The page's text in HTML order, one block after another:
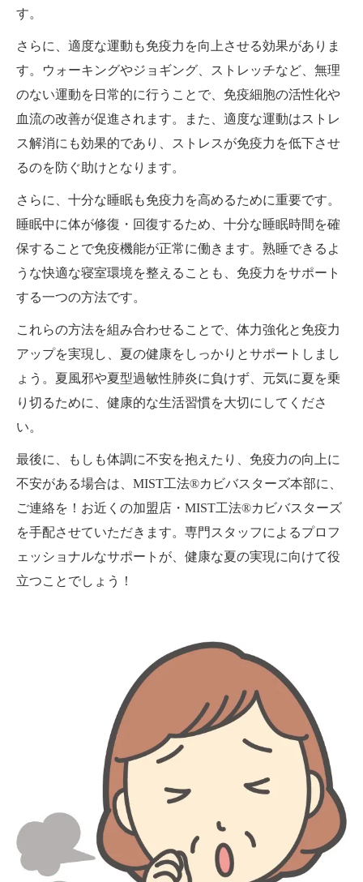
す。
さらに、適度な運動も免疫力を向上させる効果がありま
す。ウォーキングやジョギング、ストレッチなど、無理
のない運動を日常的に行うことで、免疫細胞の活性化や
血流の改善が促進されます。また、適度な運動はストレ
ス解消にも効果的であり、ストレスが免疫力を低下させ
るのを防ぐ助けとなります。
さらに、十分な睡眠も免疫力を高めるために重要です。
睡眠中に体が修復・回復するため、十分な睡眠時間を確
保することで免疫機能が正常に働きます。熟睡できるよ
うな快適な寝室環境を整えることも、免疫力をサポート
する一つの方法です。
これらの方法を組み合わせることで、体力強化と免疫力
アップを実現し、夏の健康をしっかりとサポートしまし
ょう。夏風邪や夏型過敏性肺炎に負けず、元気に夏を乗
り切るために、健康的な生活習慣を大切にしてくださ
い。
最後に、もしも体調に不安を抱えたり、免疫力の向上に
不安がある場合は、MIST工法®カビバスターズ本部に、
ご連絡を！お近くの加盟店・MIST工法®カビバスターズ
を手配させていただきます。専門スタッフによるプロフ
ェッショナルなサポートが、健康な夏の実現に向けて役
立つことでしょう！